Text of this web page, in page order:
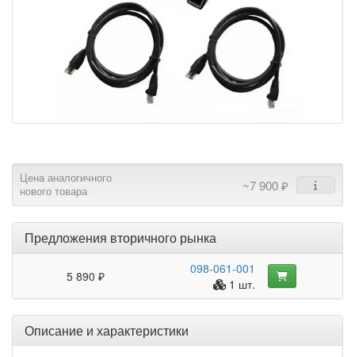
Цена аналогичного
нового товара
~7 900 ₽
Предложения вторичного рынка
5 890 ₽
098-061-001
1 шт.
Описание и характеристики